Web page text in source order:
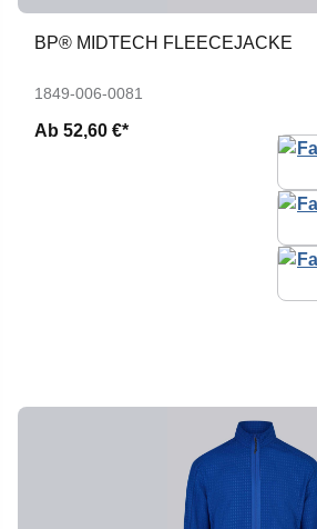
BP® MIDTECH FLEECEJACKE
1849-006-0081
Ab 52,60 €*